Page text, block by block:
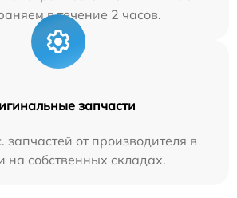
в течение 2 часов.
запчасти
запчастей от производителя в
на собственных складах.